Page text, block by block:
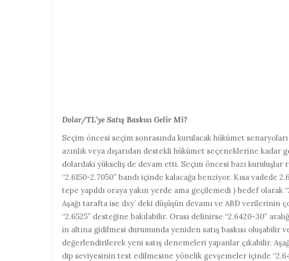
Dolar/TL’ye Satış Baskısı Gelir Mi?
Seçim öncesi seçim sonrasında kurulacak hükümet
azınlık veya dışarıdan destekli hükümet seçeneklerine kadar
dolardaki yükseliş de devam etti. Seçim öncesi bazı
“2.6150-2.7050″ bandı içinde kalacağa benziyor. Kısa vadede
tepe yapıldı oraya yakın yerde ama geçilemedi ) hedef olarak
Aşağı tarafta ise dxy’ deki düşüşün devamı ve ABD verilerinin
“2.6525″ desteğine bakılabilir. Orası delinirse “2.6420-30″
in altına gidilmesi durumunda yeniden satış baskısı oluşabilir
değerlendirilerek yeni satış denemeleri yapanlar çıkabilir.
dip seviyesinin test edilmesine yönelik gevşemeler içinde